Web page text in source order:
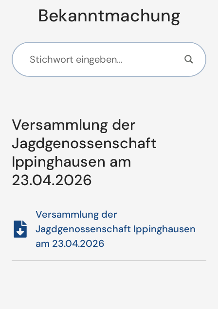
Bekanntmachung
Versammlung der
Jagdgenossenschaft
Ippinghausen am
23.04.2026
Versammlung der
Jagdgenossenschaft Ippinghausen
am 23.04.2026